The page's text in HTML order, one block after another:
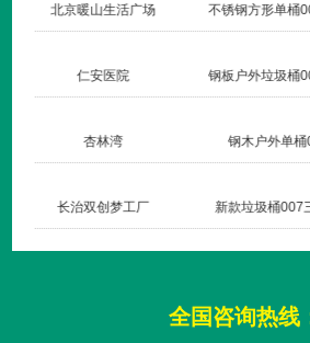
北京暖山生活广场
仁安医院
杏林湾 钢木户外
长治双创梦工厂 新款垃圾
全国咨询热线